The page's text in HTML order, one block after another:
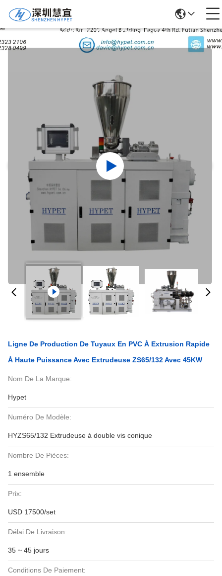
Détails Des Produits
Ligne De Production De Tuyaux En PVC À Extrusion Rapide
À Haute Puissance Avec Extrudeuse ZS65/132 Avec 45KW
Nom De La Marque:
Hypet
Numéro De Modèle:
HYZS65/132 Extrudeuse à double vis conique
Nombre De Pièces:
1 ensemble
Prix:
USD 17500/set
Délai De Livraison:
35 ~ 45 jours
Conditions De Paiement: